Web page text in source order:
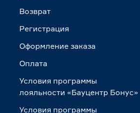
Возврат
Регистрация
Оформление заказа
Оплата
Условия программы
лояльности «Бауцентр Бонус»
Условия программы